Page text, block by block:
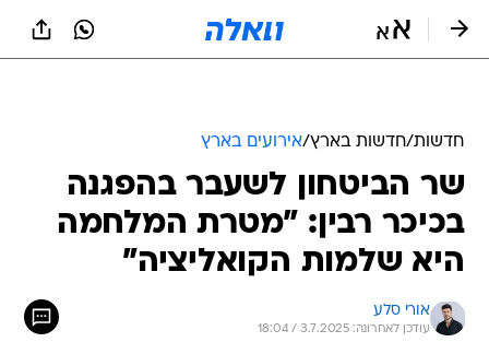
חדשות/חדשות בארץ/אירועים בארץ
שר הביטחון לשעבר בהפגנה
בכיכר רבין: "מטרת המלחמה
היא שלמות הקואליציה"
אורי סלע
עודכן לאחרונה: 3.7.2025 / 18:04